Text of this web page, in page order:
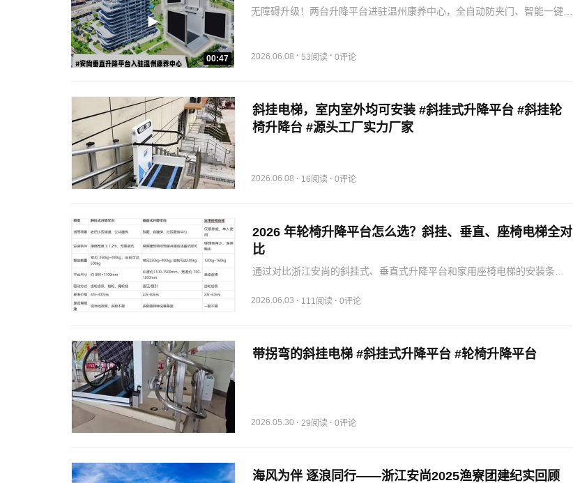
00:47
无障碍升级！两台升降平台进驻温州康养中心，全自动防夹门、智能一键操
2026.06.08 · 53阅读 · 0评论
斜挂电梯，室内室外均可安装 #斜挂式升降平台 #斜挂轮
椅升降台 #源头工厂实力厂家
2026.06.08 · 16阅读 · 0评论
2026 年轮椅升降平台怎么选？斜挂、垂直、座椅电梯全对
比
通过对比浙江安尚的斜挂式、垂直式升降平台和家用座椅电梯的安装条
合规又安全的解决方案。轮椅升降平台，是为行动不便人群（轮椅使用
2026.06.03 · 111阅读 · 0评论
带拐弯的斜挂电梯 #斜挂式升降平台 #轮椅升降平台
2026.05.30 · 29阅读 · 0评论
海风为伴 逐浪同行——浙江安尚2025渔寮团建纪实回顾